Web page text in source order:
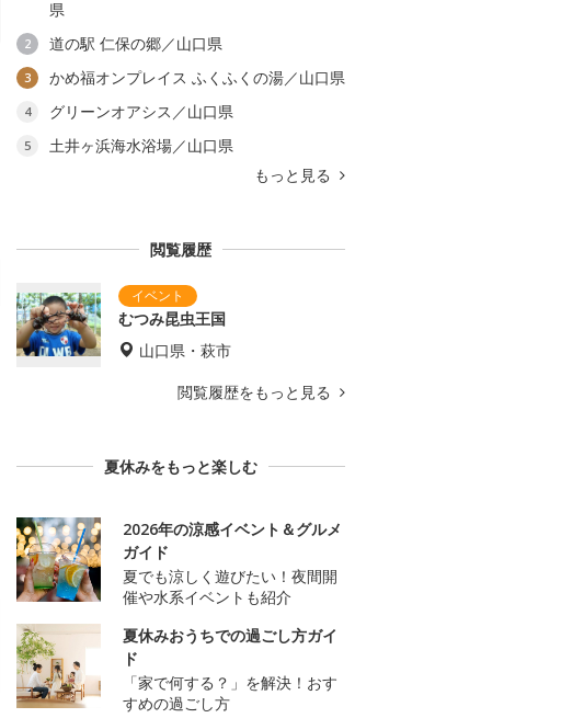
県
2 道の駅 仁保の郷／山口県
3 かめ福オンプレイス ふくふくの湯／山口県
4 グリーンオアシス／山口県
5
土井ヶ浜海水浴場／山口県
もっと見る
閲覧履歴
むつみ昆虫王国
山口県・萩市
閲覧履歴をもっと見る
夏休みをもっと楽しむ
2026年の涼感イベント＆グルメ
ガイド
夏でも涼しく遊びたい！夜間開
催や水系イベントも紹介
夏休みおうちでの過ごし方ガイ
ド
「家で何する？」を解決！おす
すめの過ごし方